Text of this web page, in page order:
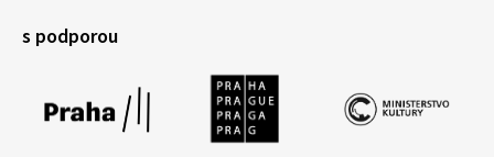
s podporou